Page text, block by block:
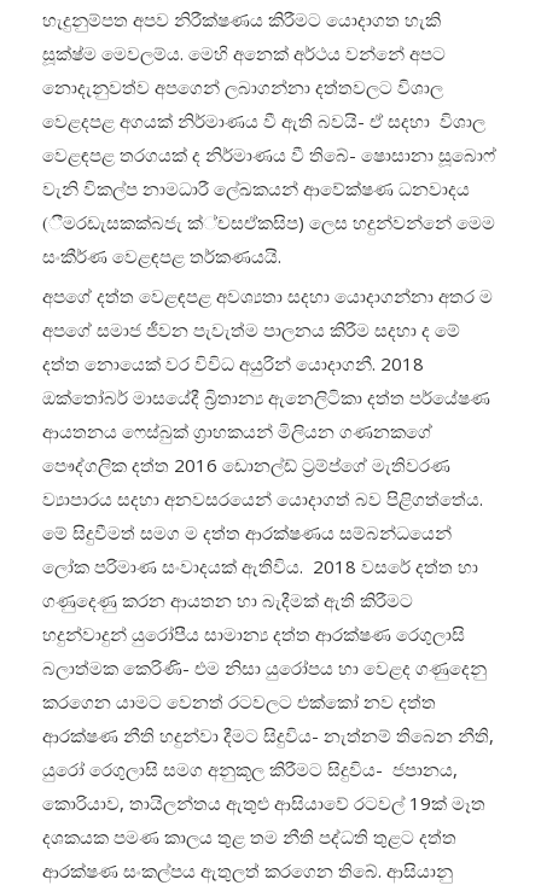
හැදුනුම්පත අපව නිරීක්ෂණය කිරීමට යොදාගත හැකි
සූක්ෂ්ම මෙවලම්ය. මෙහි අනෙක් අර්ථය වන්නේ අපට
නොදැනුවත්ව අපගෙන් ලබාගන්නා දත්තවලට විශාල
වෙළදපළ අගයක් නිර්මාණය වී ඇති බවයි- ඒ සදහා විශාල
වෙළඳපළ තරගයක් ද නිර්මාණය වී තිබේ- ෂොසානා සූබොෆ්
වැනි විකල්ප නාමධාරී ලේඛකයන් ආවේක්ෂණ ධනවාදය
(ීමරඩැසකක්බජැ ක්‍්චසඒකසිප) ලෙස හදුන්වන්නේ මෙම
සංකීර්ණ වෙළඳපළ තර්කණයයි.
අපගේ දත්ත වෙළඳපළ අවශ්‍යතා සදහා යොදාගන්නා අතර ම
අපගේ සමාජ ජීවන පැවැත්ම පාලනය කිරීම සදහා ද මේ
දත්ත නොයෙක් වර විවිධ අයුරින් යොදාගනී. 2018
ඔක්තෝබර් මාසයේදී බ්‍රිතාන්‍ය ඇනෙලිටිකා දත්ත පර්යේෂණ
ආයතනය ෆෙස්බුක් ග්‍රාහකයන් මිලියන ගණනකගේ
පෞද්ගලික දත්ත 2016 ඩොනල්ඩ් ට්‍රම්ප්ගේ මැතිවරණ
ව්‍යාපාරය සදහා අනවසරයෙන් යොදාගත් බව පිළිගත්තේය.
මේ සිදුවීමත් සමග ම දත්ත ආරක්ෂණය සම්බන්ධයෙන්
ලෝක පරිමාණ සංවාදයක් ඇතිවිය. 2018 වසරේ දත්ත හා
ගණුදෙණු කරන ආයතන හා බැදීමක් ඇති කිරීමට
හදුන්වාදුන් යුරෝපීය සාමාන්‍ය දත්ත ආරක්ෂණ රෙගුලාසි
බලාත්මක කෙරිණි- එම නිසා යුරෝපය හා වෙළද ගණුදෙනු
කරගෙන යාමට වෙනත් රටවලට එක්කෝ නව දත්ත
ආරක්ෂණ නීති හදුන්වා දීමට සිදුවිය- නැත්නම් තිබෙන නීති,
යුරෝ රෙගුලාසි සමග අනුකූල කිරීමට සිදුවිය- ජපානය,
කොරියාව, තායිලන්තය ඇතුළු ආසියාවේ රටවල් 19ක් මෑත
දශකයක පමණ කාලය තුළ තම නීති පද්ධති තුළට දත්ත
ආරක්ෂණ සංකල්පය ඇතුලත් කරගෙන තිබේ. ආසියානු